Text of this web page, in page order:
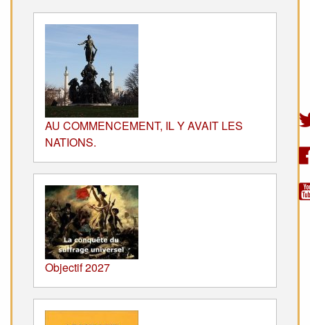
AU COMMENCEMENT, IL Y AVAIT LES
NATIONS.
Objectif 2027